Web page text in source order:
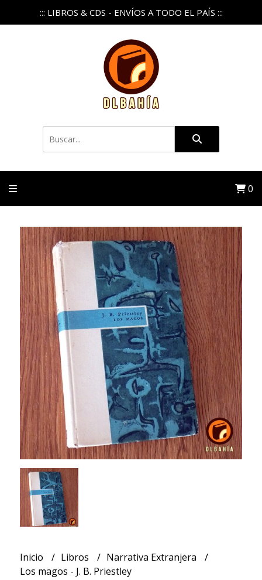
::: LIBROS & CDS - ENVÍOS A TODO EL PAÍS :::
0
Inicio Libros
Narrativa Extranjera
Los magos - J. B. Priestley